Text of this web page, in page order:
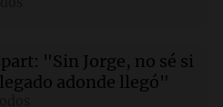
para robarle en
"Sin Jorge, no sé si
adonde llegó"